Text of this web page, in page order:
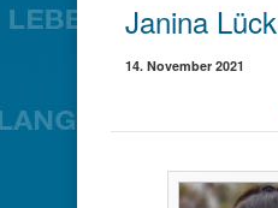
Janina Lück
14. November 2021